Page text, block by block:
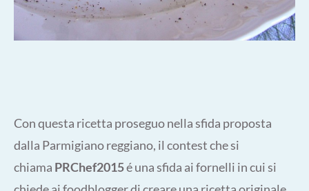
Con questa ricetta proseguo nella sfida proposta
dalla Parmigiano reggiano, il contest che si
chiama PRChef2015é una sfida ai fornelli in cui si